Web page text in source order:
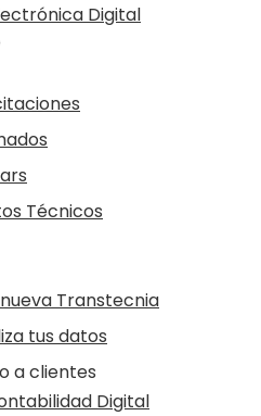
Digital
Técnicos
Transtecnia
tus datos
a clientes
Digital